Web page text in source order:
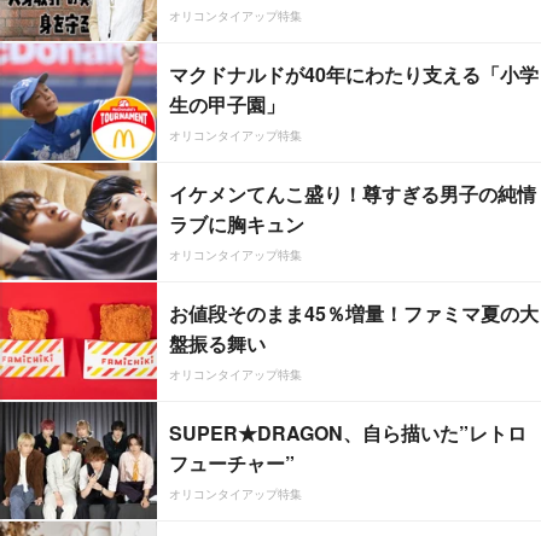
オリコンタイアップ特集
マクドナルドが40年にわたり支える「小学
生の甲子園」
オリコンタイアップ特集
イケメンてんこ盛り！尊すぎる男子の純情
ラブに胸キュン
オリコンタイアップ特集
お値段そのまま45％増量！ファミマ夏の大
盤振る舞い
オリコンタイアップ特集
SUPER★DRAGON、自ら描いた”レトロ
フューチャー”
オリコンタイアップ特集